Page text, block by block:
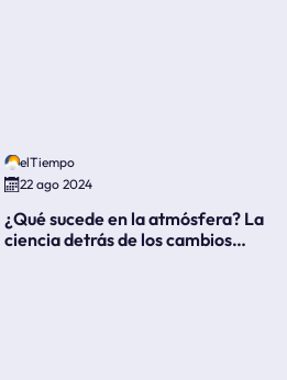
elTiempo
22 ago 2024
¿Qué sucede en la atmósfera? La
ciencia detrás de los cambios